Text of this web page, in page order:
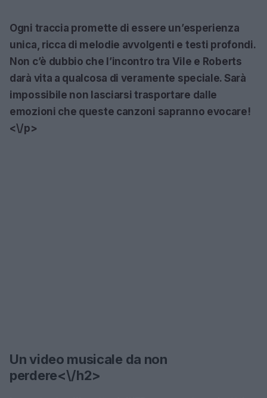
Ogni traccia promette di essere un’esperienza
unica, ricca di melodie avvolgenti e testi profondi.
Non c’è dubbio che l’incontro tra Vile e Roberts
darà vita a qualcosa di veramente speciale. Sarà
impossibile non lasciarsi trasportare dalle
emozioni che queste canzoni sapranno evocare!
<\/p>
Un video musicale da non
perdere<\/h2>